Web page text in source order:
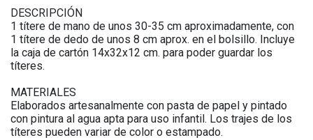
DESCRIPCIÓN
1 títere de mano de unos 30-35 cm aproximadamente, con
1 títere de dedo de unos 8 cm aprox. en el bolsillo. Incluye
la caja de cartón 14x32x12 cm. para poder guardar los
títeres.
MATERIALES
Elaborados artesanalmente con pasta de papel y pintado
con pintura al agua apta para uso infantil. Los trajes de los
títeres pueden variar de color o estampado.